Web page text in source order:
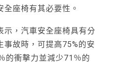
座椅有其必要性。
示，汽車安全座椅具有分
事故時，可提高75%的安
的衝擊力並減少71％的